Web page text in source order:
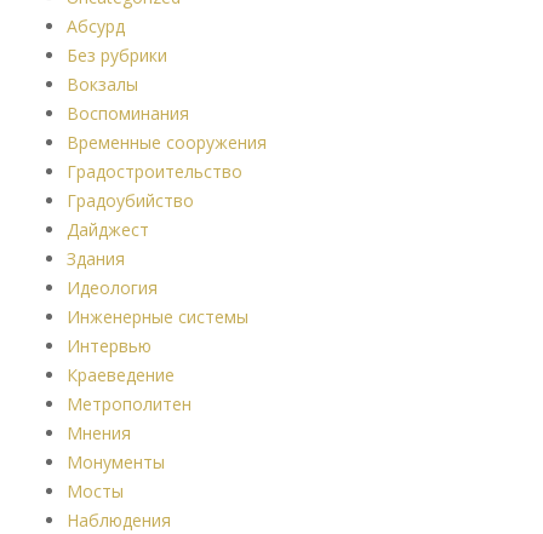
Абсурд
Без рубрики
Вокзалы
Воспоминания
Временные сооружения
Градостроительство
Градоубийство
Дайджест
Здания
Идеология
Инженерные системы
Интервью
Краеведение
Метрополитен
Мнения
Монументы
Мосты
Наблюдения